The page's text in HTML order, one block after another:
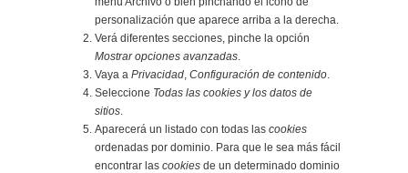
personalización que aparece arriba a la derecha.
Verá diferentes secciones, pinche la opción
Mostrar opciones avanzadas.
Vaya a Privacidad, Configuración de contenido.
Seleccione Todas las cookies y los datos de
sitios.
Aparecerá un listado con todas las cookies
ordenadas por dominio. Para que le sea más fácil
encontrar las cookies de un determinado dominio